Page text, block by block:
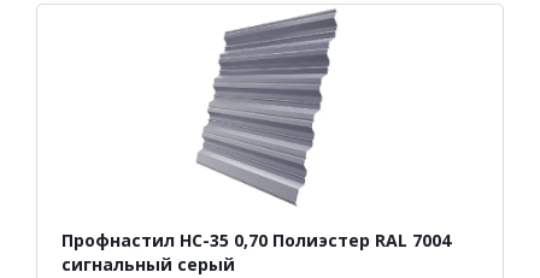
Профнастил НС-35 0,70 Полиэстер RAL 7004
сигнальный серый